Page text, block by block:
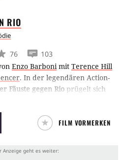
RIO
76
103
Enzo Barbonimit Terence Hill
. In der legendären Action-
Fäuste gegen Rio prügelt sich
Rio de Janeiro.
FILM VORMERKEN